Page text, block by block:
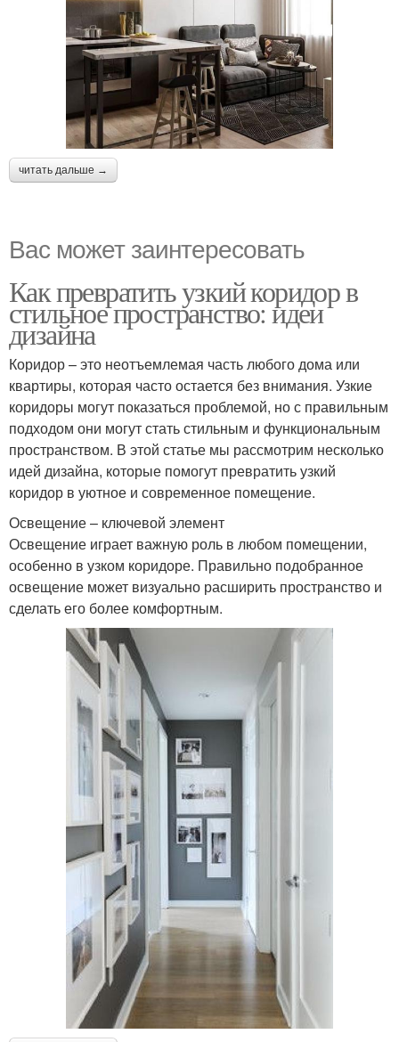
читать дальше →
Вас может заинтересовать
Как превратить узкий коридор в
стильное пространство: идеи
дизайна
Коридор – это неотъемлемая часть любого дома или
квартиры, которая часто остается без внимания. Узкие
коридоры могут показаться проблемой, но с правильным
подходом они могут стать стильным и функциональным
пространством. В этой статье мы рассмотрим несколько
идей дизайна, которые помогут превратить узкий
коридор в уютное и современное помещение.
Освещение – ключевой элемент
Освещение играет важную роль в любом помещении,
особенно в узком коридоре. Правильно подобранное
освещение может визуально расширить пространство и
сделать его более комфортным.